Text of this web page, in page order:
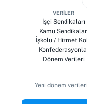
VERILER
İşçi Sendikaları
Kamu
İşkolu / Hizmet
Dönem Verileri
Yeni dönem